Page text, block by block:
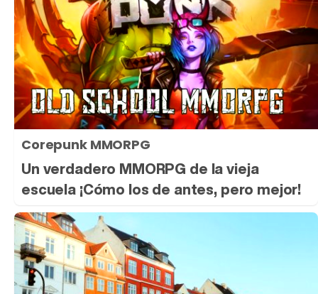
Corepunk MMORPG
Un verdadero MMORPG de la vieja
escuela ¡Cómo los de antes, pero mejor!